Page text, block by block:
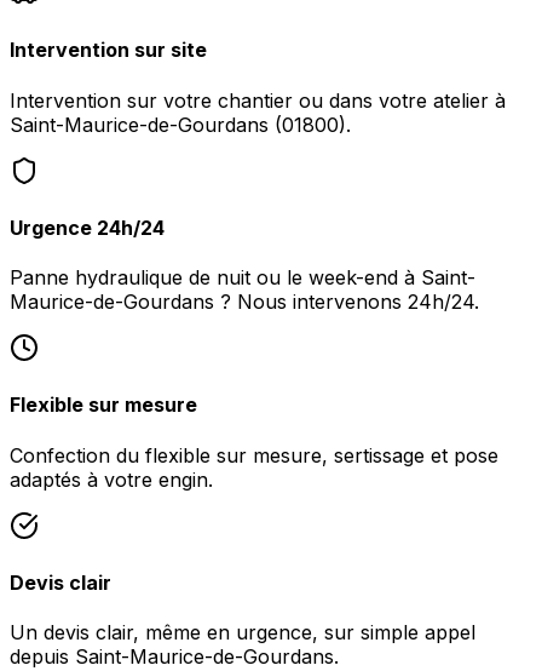
Intervention sur site
Intervention sur votre chantier ou dans votre atelier à
Saint-Maurice-de-Gourdans (01800).
Urgence 24h/24
Panne hydraulique de nuit ou le week-end à Saint-
Maurice-de-Gourdans ? Nous intervenons 24h/24.
Flexible sur mesure
Confection du flexible sur mesure, sertissage et pose
adaptés à votre engin.
Devis clair
Un devis clair, même en urgence, sur simple appel
depuis Saint-Maurice-de-Gourdans.